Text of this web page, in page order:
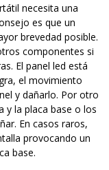
necesita una
es que un
brevedad posible.
componentes si
El panel led está
el movimiento
y dañarlo. Por otro
y la placa base o los
En casos raros,
provocando un
base.